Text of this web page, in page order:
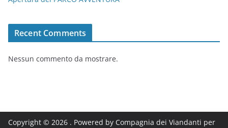
Recent Comments
Nessun commento da mostrare.
Copyright © 2026 . Powered by Compagnia dei Viandanti per